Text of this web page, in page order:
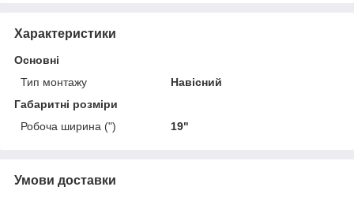
Характеристики
Основні
Тип монтажу
Навісний
Габаритні розміри
Робоча ширина (")
19"
Умови доставки